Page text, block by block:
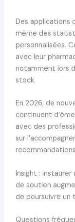
Des applications
même des
personnalisées.
avec leur
notamment lors
stock.
En 2026, de
continuent
avec des
sur
Insight : instaurer
de soutien
de poursuivre
Questions